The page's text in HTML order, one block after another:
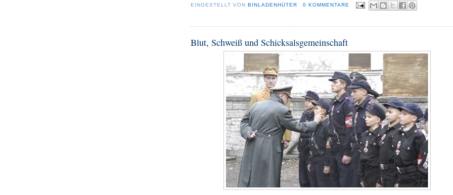
EINGESTELLT VONBINLADENHÜTER 0 KOMMENTARE
Blut, Schweiß und Schicksalsgemeinschaft